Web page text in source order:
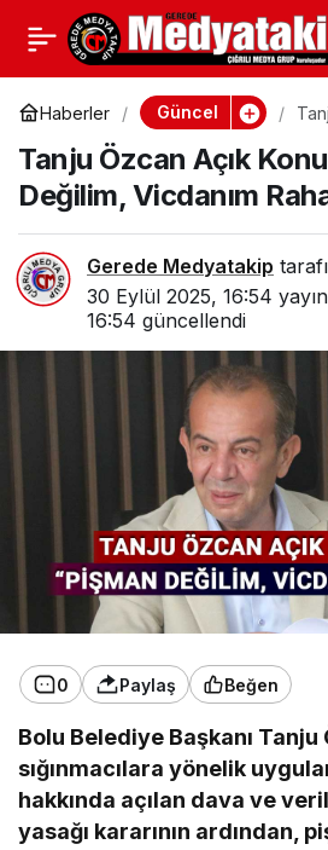
Haberler Güncel
Tanju Özcan Açık
Değilim, Vicdanım
Gerede Medyatakip
30 Eylül 2025, 16:54
16:54 güncellendi
0 Paylaş Beğen
Bolu Belediye Başkanı Tanju
sığınmacılara yönelik
hakkında açılan dava ve
yasağı kararının ardından,
Gerede’de Vefat
Edenler (29-30 Eylül
2025)